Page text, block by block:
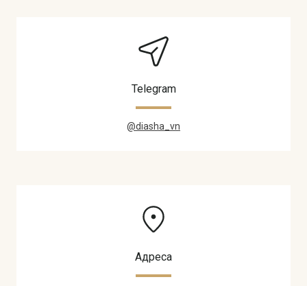
Telegram
@diasha_vn
Адреса